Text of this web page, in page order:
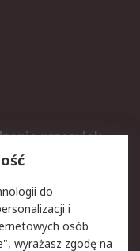
przesyłek
do
i
osób
wyrażasz zgodę na